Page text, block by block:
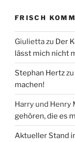
FRISCH
Giuliettazu Der
lässt mich nicht
Stephan Hertzzu
machen!
Harry und Henry
gehören, die es
Aktueller Stand